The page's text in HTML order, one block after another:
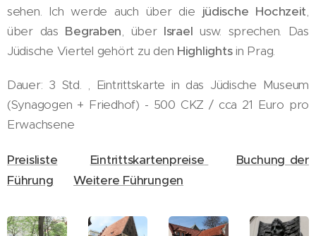
sehen. Ich werde auch über die jüdische Hochzeit,
über das Begraben, über Israel usw. sprechen. Das
Jüdische Viertel gehört zu den Highlightsin Prag.
Dauer: 3 Std. , Eintrittskarte in das Jüdische Museum
(Synagogen + Friedhof) - 500 CKZ / cca 21 Euro pro
Erwachsene
Preisliste Eintrittskartenpreise
Buchung der
Führung
Weitere Führungen